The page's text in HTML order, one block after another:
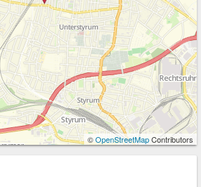
©OpenStreetMapContributors